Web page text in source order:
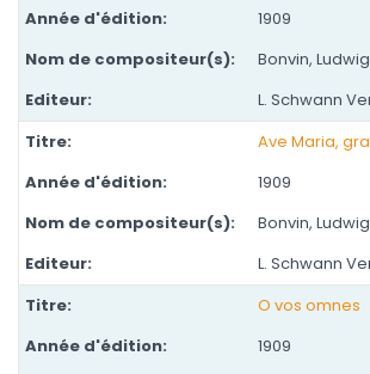
1909
Bonvin, Ludwig
L. Schwann
Ave Maria,
1909
Bonvin, Ludwig
L. Schwann
O vos omnes
1909